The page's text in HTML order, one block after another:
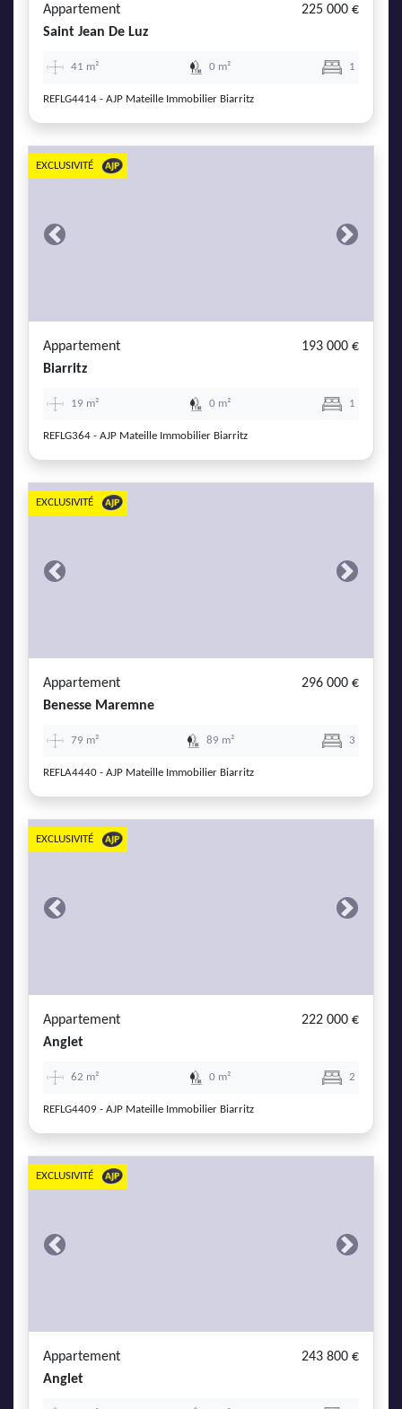
Appartement
225 000 €
Saint Jean De Luz
41 m² 0 m² 1
REFLG4414 - AJP Mateille Immobilier Biarritz
Previous Next
EXCLUSIVITÉ
Appartement
193 000 €
Biarritz
19 m² 0 m² 1
REFLG364 - AJP Mateille Immobilier Biarritz
Previous Next
EXCLUSIVITÉ
Appartement
296 000 €
Benesse Maremne
79 m² 89 m² 3
REFLA4440 - AJP Mateille Immobilier Biarritz
Previous Next
EXCLUSIVITÉ
Appartement
222 000 €
Anglet
62 m² 0 m² 2
REFLG4409 - AJP Mateille Immobilier Biarritz
Previous Next
EXCLUSIVITÉ
Appartement
243 800 €
Anglet